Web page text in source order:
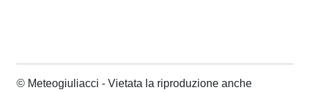
© Meteogiuliacci - Vietata la riproduzione anche